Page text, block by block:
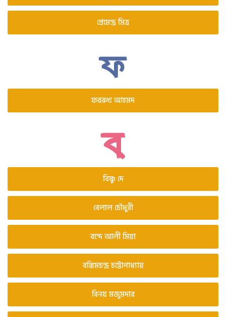
প্রেমেন্দ্র মিত্র
ফররুখ আহমদ
বিষ্ণু দে
বেলাল চৌধুরী
বন্দে আলী মিয়া
বঙ্কিমচন্দ্র চট্টোপাধ্যায়
বিনয় মজুমদার